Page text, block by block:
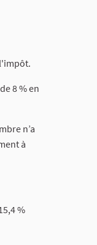
8 % en
n’a
à
%